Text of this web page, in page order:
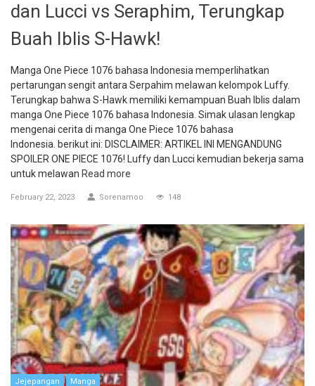
dan Lucci vs Seraphim, Terungkap
Buah Iblis S-Hawk!
Manga One Piece 1076 bahasa Indonesia memperlihatkan
pertarungan sengit antara Serpahim melawan kelompok Luffy.
Terungkap bahwa S-Hawk memiliki kemampuan Buah Iblis dalam
manga One Piece 1076 bahasa Indonesia. Simak ulasan lengkap
mengenai cerita di manga One Piece 1076 bahasa
Indonesia. berikut ini: DISCLAIMER: ARTIKEL INI MENGANDUNG
SPOILER ONE PIECE 1076! Luffy dan Lucci kemudian bekerja sama
untuk melawan Read more
February 22, 2023 Sorenamoo 148
Jejepangan Manga